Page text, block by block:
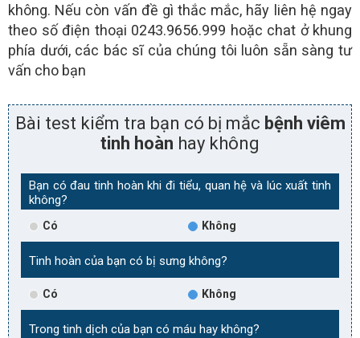
không. Nếu còn vấn đề gì thắc mắc, hãy liên hệ ngay
theo số điện thoại 0243.9656.999 hoặc chat ở khung
phía dưới, các bác sĩ của chúng tôi luôn sẵn sàng tư
vấn cho bạn
Bài test kiểm tra bạn có bị mắc bệnh viêm
tinh hoàn hay không
Bạn có đau tinh hoàn khi đi tiểu, quan hệ và lúc xuất tinh
không?
Có Không
Tinh hoàn của bạn có bị sưng không?
Có Không
Trong tinh dịch của bạn có máu hay không?